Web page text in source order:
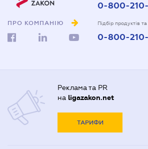
ПРО КОМПАНІЮ
0-800-
Підбір продуктів
0-800-
Реклама та PR
на ligazakon.net
ТАРИФИ